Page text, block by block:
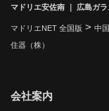
マドリエ安佐南 ｜ 広島ガラ
マドリエNET 全国版 > 中
住器（株）
会社案内